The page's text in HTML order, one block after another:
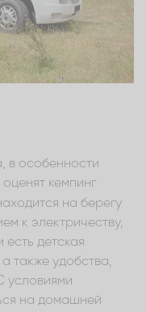
в особенности
кемпинг
на берегу
к электричеству,
детская
также удобства,
условиями
на домашней